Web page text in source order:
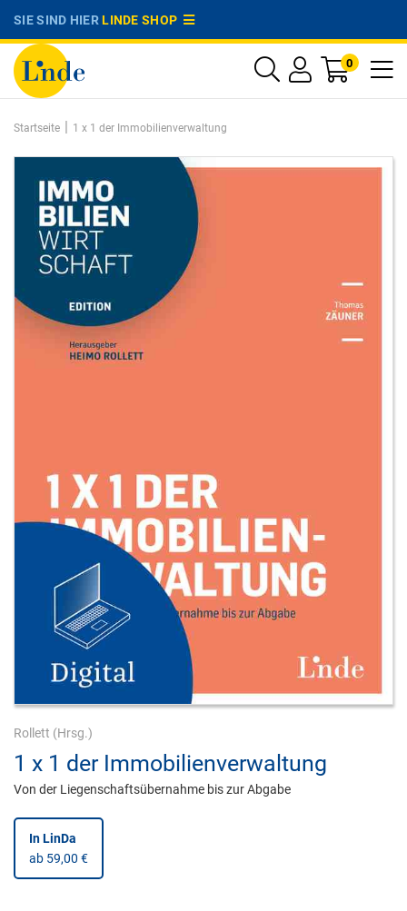
SIE SIND HIERLINDE SHOP
0
Startseite | 1 x 1 der Immobilienverwaltung
Rollett (Hrsg.)
1 x 1 der Immobilienverwaltung
Von der Liegenschaftsübernahme bis zur Abgabe
In LinDa
ab 59,00 €